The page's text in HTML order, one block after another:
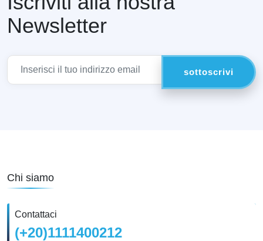
Newsletter
Chi siamo
Contattaci
(+20)1111400212